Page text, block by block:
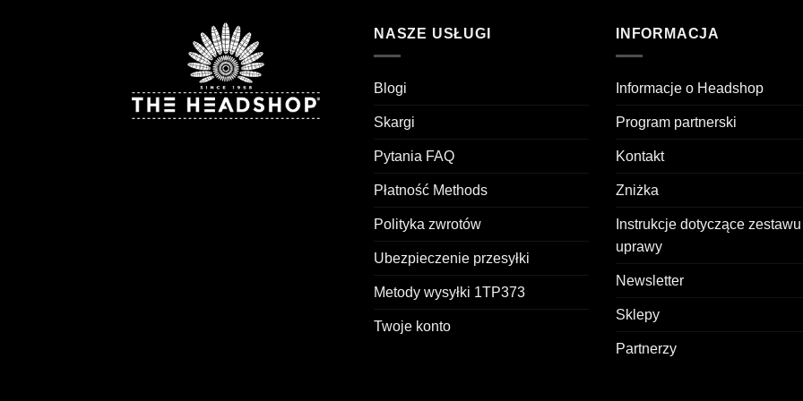
NASZE USŁUGI
Blogi
Skargi
Pytania FAQ
Płatność Methods
Polityka zwrotów
Ubezpieczenie przesyłki
Metody wysyłki 1TP373
Twoje konto
INFORMACJA
Informacje o Headshop
Program partnerski
Kontakt
Zniżka
Instrukcje dotyczące
uprawy
Newsletter
Sklepy
Partnerzy